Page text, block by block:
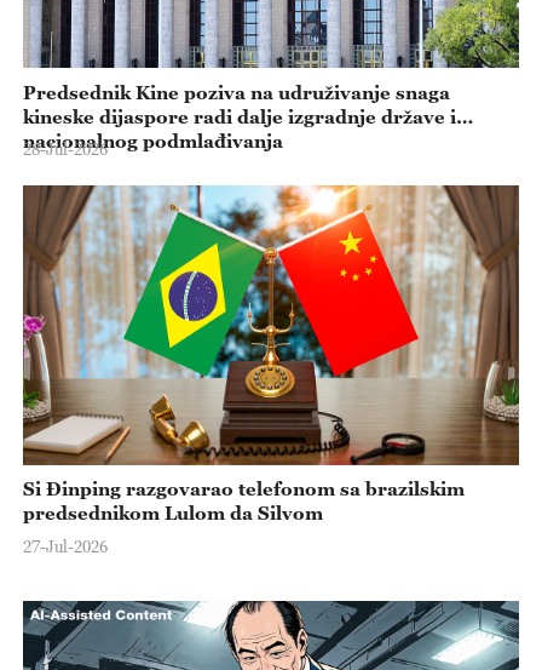
Predsednik Kine poziva na udruživanje snaga
kineske dijaspore radi dalje izgradnje države i
nacionalnog podmlađivanja
28-Jul-2026
Si Đinping razgovarao telefonom sa brazilskim
predsednikom Lulom da Silvom
27-Jul-2026